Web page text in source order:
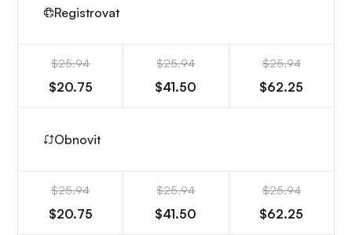
Registrovat
$25.94
$20.75
$25.94
$41.50
$25.94
$62.25
Obnovit
$25.94
$20.75
$25.94
$41.50
$25.94
$62.25